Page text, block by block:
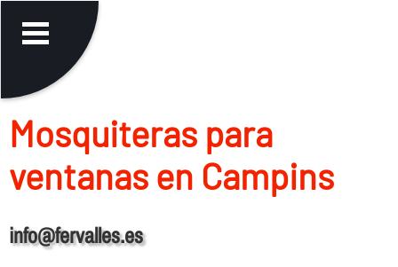
Mosquiteras para
ventanas en Campins
info@fervalles.es